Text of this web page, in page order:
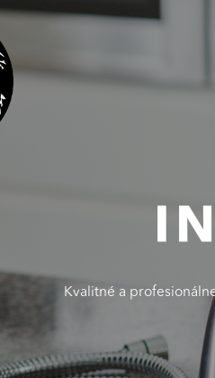
Kvalitné a